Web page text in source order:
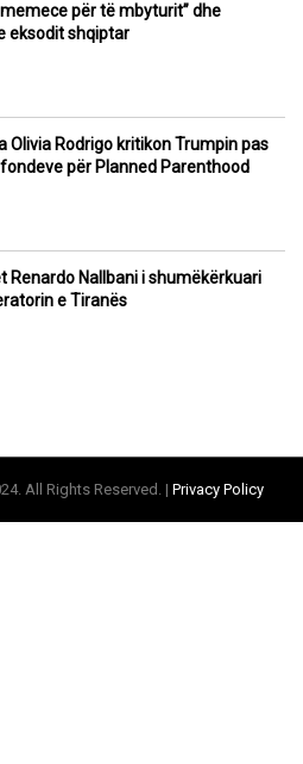
memece për të mbyturit” dhe
eksodit shqiptar
Olivia Rodrigo kritikon Trumpin pas
për Planned Parenthood
Renardo Nallbani i shumëkërkuari
e Tiranës
All Rights Reserved. | Privacy Policy